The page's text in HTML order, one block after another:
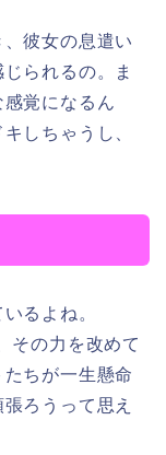
彼女の息遣い
られるの。ま
覚になるん
しちゃうし、
るよね。
その力を改めて
ちが一生懸命
ろうって思え